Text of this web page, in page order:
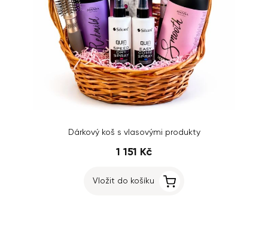
Dárkový koš s vlasovými produkty
1 151 Kč
Vložit do košíku